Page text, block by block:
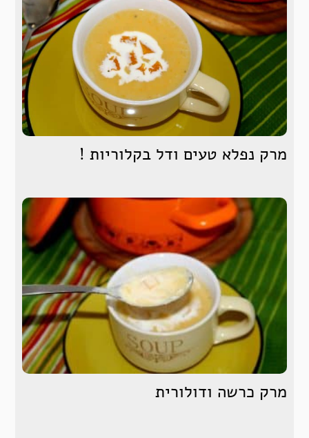
מרק נפלא טעים ודל בקלוריות !
מרק כרשה ודולורית